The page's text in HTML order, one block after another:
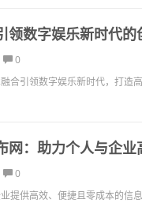
领数字娱乐新时代的
0
合引领数字娱乐新时代，打造
网：助力个人与企
0
提供高效、便捷且零成本的信